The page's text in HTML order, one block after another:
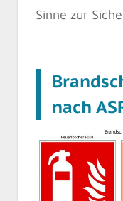
Sinne zur
nach